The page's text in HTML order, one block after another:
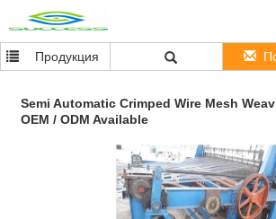
Продукция
Semi Automatic Crimped Wire Mesh
OEM / ODM Available